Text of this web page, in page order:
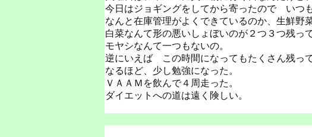
今日はジョギングをしてから寄ったので いつ
なんと在庫管理がよくできているのか、生鮮野
白菜なんて形の悪いしょぼいのが２つ３つ残っ
モヤシなんて一つもないの。
逆にいえば この時間になってもたくさん残っ
なるほど、少し勉強になった。
ＶＡＡＭを飲んで４周走った。
ダイエットへの道は遠く険しい。